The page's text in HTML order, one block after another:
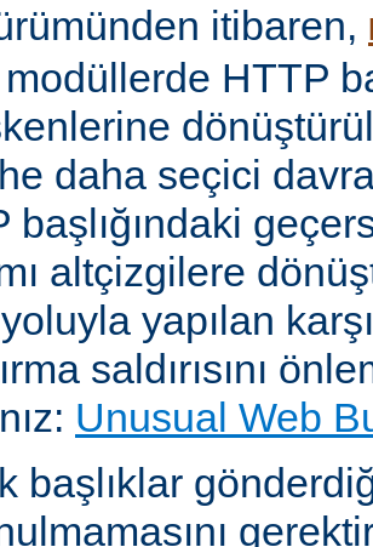
itibaren,
HTTP
daha seçici
başlığındaki
altçizgilere
yapılan
saldırısını
Unusual Web
başlıklar